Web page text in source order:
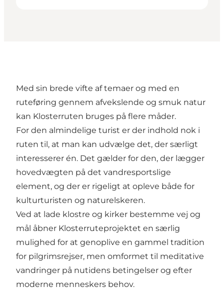
Med sin brede vifte af temaer og med en
ruteføring gennem afvekslende og smuk natur
kan Klosterruten bruges på flere måder.
For den almindelige turist er der indhold nok i
ruten til, at man kan udvælge det, der særligt
interesserer én. Det gælder for den, der lægger
hovedvægten på det vandresportslige
element, og der er rigeligt at opleve både for
kulturturisten og naturelskeren.
Ved at lade klostre og kirker bestemme vej og
mål åbner Klosterruteprojektet en særlig
mulighed for at genoplive en gammel tradition
for pilgrimsrejser, men omformet til meditative
vandringer på nutidens betingelser og efter
moderne menneskers behov.